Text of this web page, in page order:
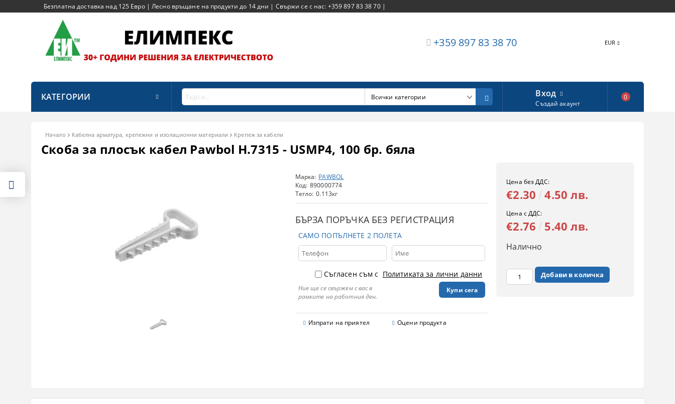
Безплатна доставка над 125 Евро | Лесно връщане на продукти до 14 дни | Свържи се с нас: +359 897 83 38 70 |
+359 897 83 38 70 EUR
КАТЕГОРИИ Вход
Създай акаунт
0
Начало Кабелна арматура, крепежни и изолационни материали Крепеж за кабели
Скоба за плосък кабел Pawbol H.7315 - USMP4, 100 бр. бяла
Марка: PAWBOL
Код: 890000774
Тегло: 0.113кг
БЪРЗА ПОРЪЧКА БЕЗ РЕГИСТРАЦИЯ
САМО ПОПЪЛНЕТЕ 2 ПОЛЕТА
Съгласен съм с Политиката за лични данни
Ние ще се свържем с вас в
рамките на работния ден.
Изпрати на приятел Оцени продукта
Цена без ДДС:
€2.30 4.50 лв.
Цена с ДДС:
€2.76 5.40 лв.
Налично